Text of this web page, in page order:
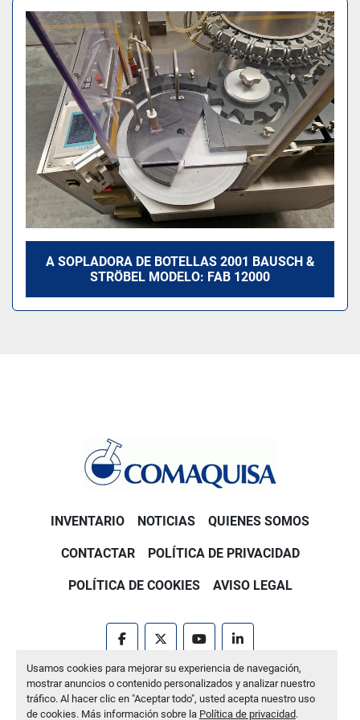
Usamos cookies para mejorar su experiencia de navegación,
mostrar anuncios o contenido personalizados y analizar nuestro
tráfico. Al hacer clic en "Aceptar todo", usted acepta nuestro uso
de cookies. Más información sobre la Política de privacidad.
Modelo
A SOPLADORA DE BOTELLAS 2001 BAUSCH &
STRÖBEL MODELO: FAB 12000
INVENTARIO NOTICIAS QUIENES SOMOS
CONTACTAR POLÍTICA DE PRIVACIDAD
POLÍTICA DE COOKIES AVISO LEGAL
facebooktwitter youtubelinkedin
Machinio Systemsitio web deMachinio
Administrar cookies